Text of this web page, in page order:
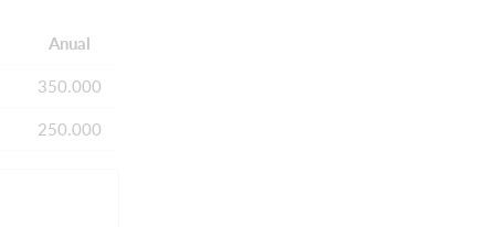
Anual
350.000
250.000